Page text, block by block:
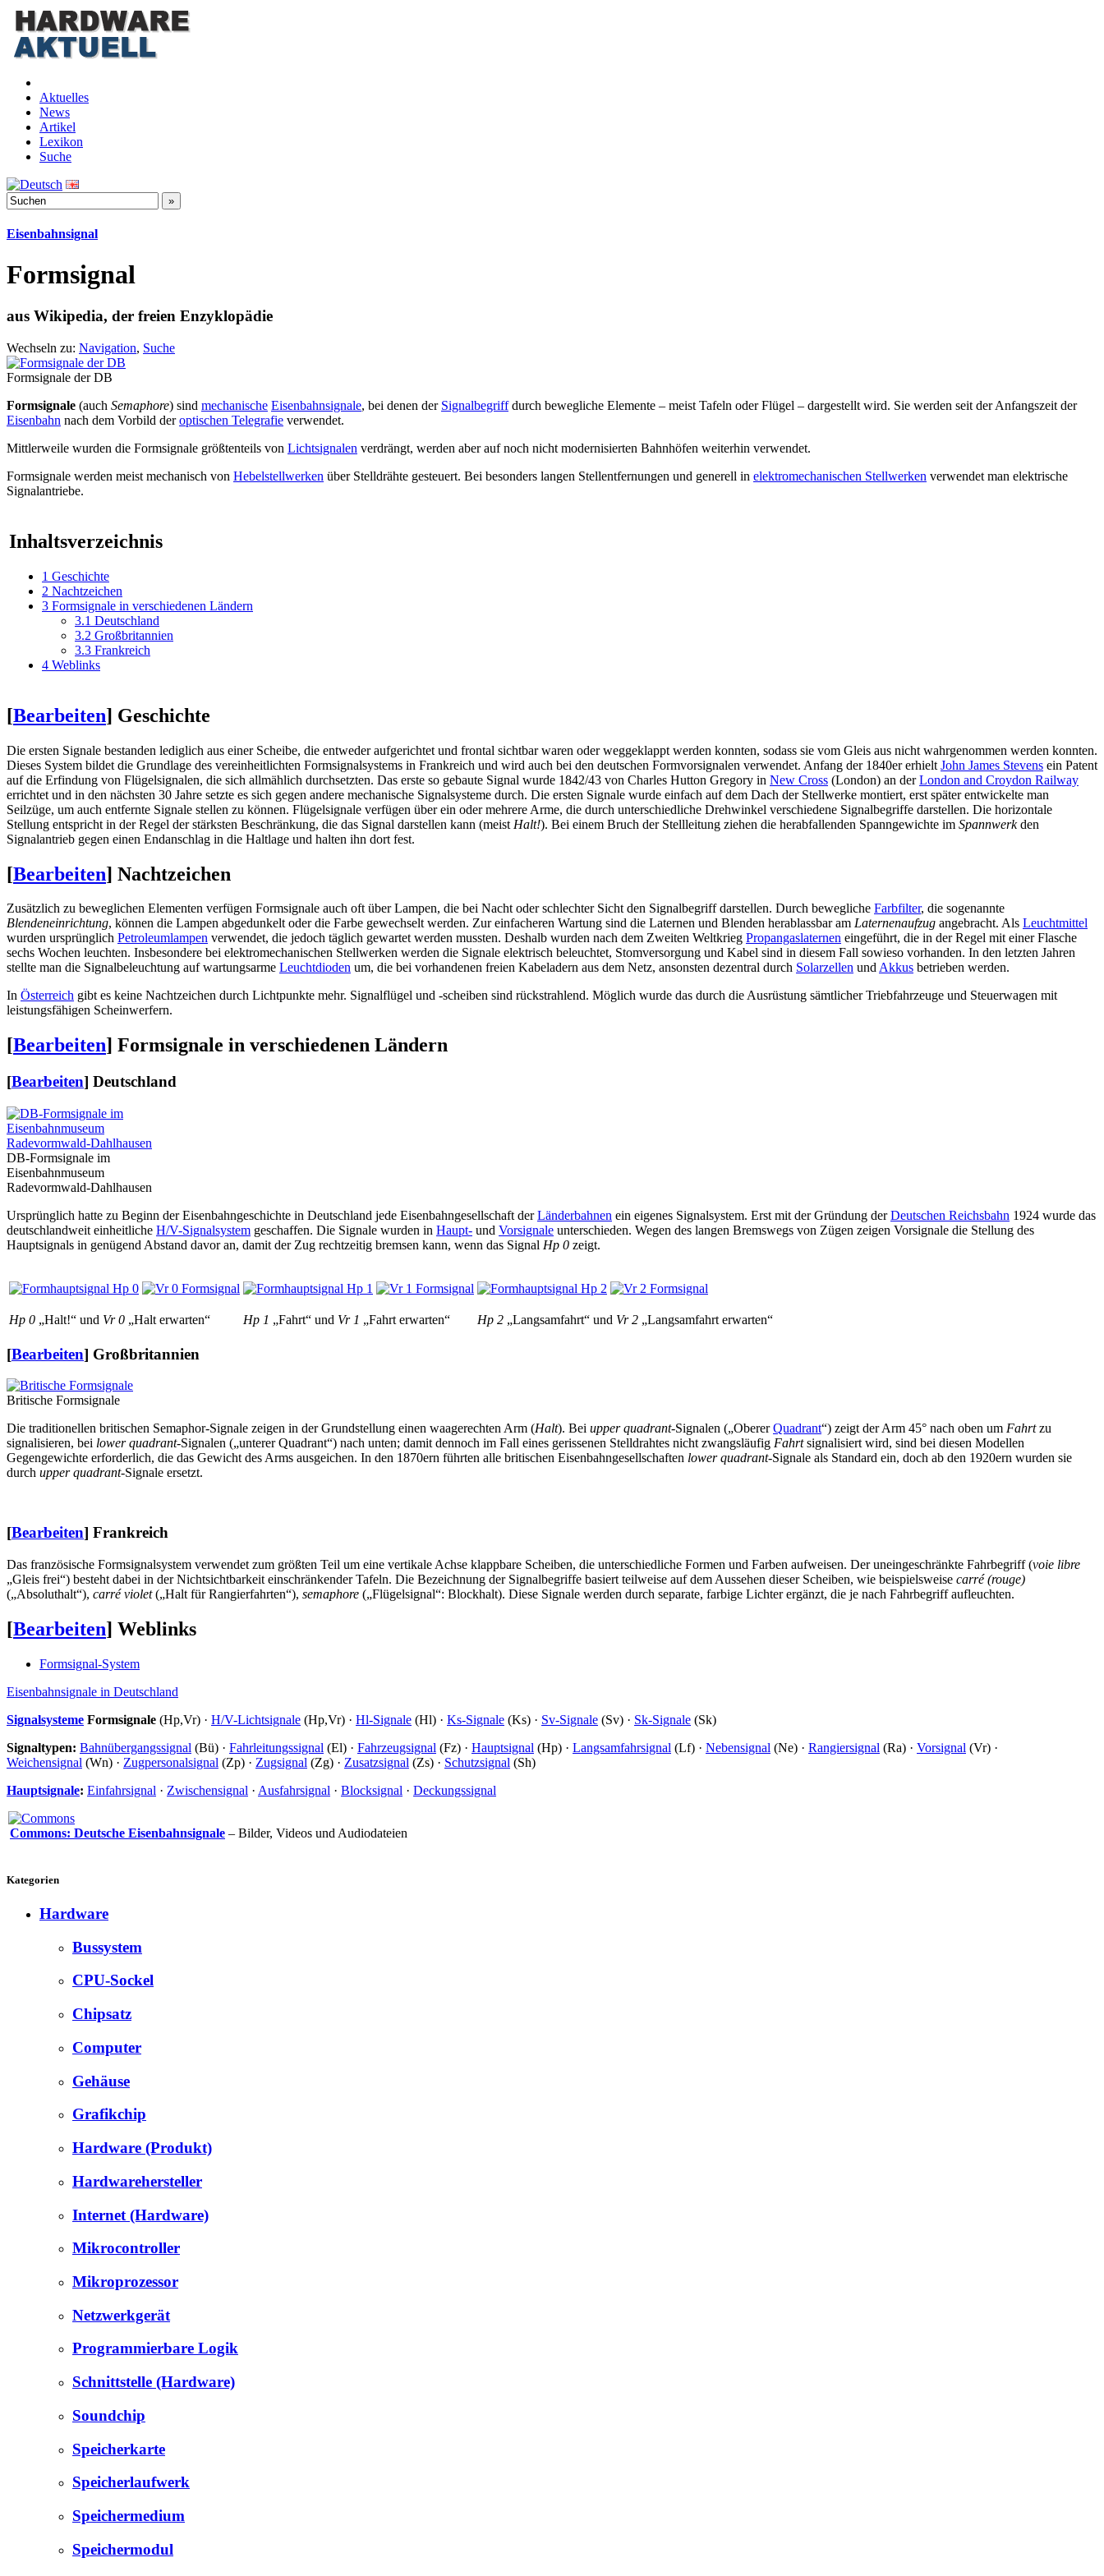
Aktuelles
News
Artikel
Lexikon
Suche
Eisenbahnsignal
Formsignal
aus Wikipedia, der freien Enzyklopädie
Wechseln zu: Navigation, Suche
Formsignale der DB
Formsignale (auch Semaphore) sind mechanische Eisenbahnsignale, bei denen der Signalbegriffdurch bewegliche Elemente – meist Tafeln oder Flügel – dargestellt wird. Sie werden seit der Anfangszeit der
Eisenbahn nach dem Vorbild deroptischen Telegrafie verwendet.
Mittlerweile wurden die Formsignale größtenteils von Lichtsignalen verdrängt, werden aber auf noch nicht modernisierten Bahnhöfen weiterhin verwendet.
Formsignale werden meist mechanisch von Hebelstellwerken über Stelldrähte gesteuert. Bei besonders langen Stellentfernungen und generell in elektromechanischen Stellwerken verwendet man elektrische
Signalantriebe.
Inhaltsverzeichnis
1 Geschichte
2 Nachtzeichen
3 Formsignale in verschiedenen Ländern
3.1 Deutschland
3.2 Großbritannien
3.3 Frankreich
4 Weblinks
[Bearbeiten] Geschichte
Die ersten Signale bestanden lediglich aus einer Scheibe, die entweder aufgerichtet und frontal sichtbar waren oder weggeklappt werden konnten, sodass sie vom Gleis aus nicht wahrgenommen werden konnten.
Dieses System bildet die Grundlage des vereinheitlichten Formsignalsystems in Frankreich und wird auch bei den deutschen Formvorsignalen verwendet. Anfang der 1840er erhielt John James Stevens ein Patent
auf die Erfindung von Flügelsignalen, die sich allmählich durchsetzten. Das erste so gebaute Signal wurde 1842/43 von Charles Hutton Gregory in New Cross (London) an derLondon and Croydon Railway
errichtet und in den nächsten 30 Jahre setzte es sich gegen andere mechanische Signalsysteme durch. Die ersten Signale wurde einfach auf dem Dach der Stellwerke montiert, erst später entwickelte man
Seilzüge, um auch entfernte Signale stellen zu können. Flügelsignale verfügen über ein oder mehrere Arme, die durch unterschiedliche Drehwinkel verschiedene Signalbegriffe darstellen. Die horizontale
Stellung entspricht in der Regel der stärksten Beschränkung, die das Signal darstellen kann (meist Halt!). Bei einem Bruch der Stellleitung ziehen die herabfallenden Spanngewichte im Spannwerkden
Signalantrieb gegen einen Endanschlag in die Haltlage und halten ihn dort fest.
[Bearbeiten] Nachtzeichen
Zusätzlich zu beweglichen Elementen verfügen Formsignale auch oft über Lampen, die bei Nacht oder schlechter Sicht den Signalbegriff darstellen. Durch bewegliche Farbfilter, die sogenannte
Blendeneinrichtung, können die Lampen abgedunkelt oder die Farbe gewechselt werden. Zur einfacheren Wartung sind die Laternen und Blenden herablassbar am Laternenaufzug angebracht. Als Leuchtmittel
wurden ursprünglich Petroleumlampen verwendet, die jedoch täglich gewartet werden mussten. Deshalb wurden nach dem Zweiten Weltkrieg Propangaslaternen eingeführt, die in der Regel mit einer Flasche
sechs Wochen leuchten. Insbesondere bei elektromechanischen Stellwerken werden die Signale elektrisch beleuchtet, Stomversorgung und Kabel sind in diesem Fall sowieso vorhanden. In den letzten Jahren
stellte man die Signalbeleuchtung auf wartungsarme Leuchtdioden um, die bei vorhandenen freien Kabeladern aus dem Netz, ansonsten dezentral durch Solarzellen undAkkus betrieben werden.
In Österreich gibt es keine Nachtzeichen durch Lichtpunkte mehr. Signalflügel und -scheiben sind rückstrahlend. Möglich wurde das durch die Ausrüstung sämtlicher Triebfahrzeuge und Steuerwagen mit
leistungsfähigen Scheinwerfern.
[Bearbeiten] Formsignale in verschiedenen Ländern
[Bearbeiten] Deutschland
DB-Formsignale im
Eisenbahnmuseum
Radevormwald-Dahlhausen
Ursprünglich hatte zu Beginn der Eisenbahngeschichte in Deutschland jede Eisenbahngesellschaft derLänderbahnen ein eigenes Signalsystem. Erst mit der Gründung derDeutschen Reichsbahn 1924 wurde das
deutschlandweit einheitliche H/V-Signalsystem geschaffen. Die Signale wurden in Haupt- und Vorsignale unterschieden. Wegen des langen Bremswegs von Zügen zeigen Vorsignale die Stellung des
Hauptsignals in genügend Abstand davor an, damit der Zug rechtzeitig bremsen kann, wenn das Signal Hp 0 zeigt.
Hp 0 „Halt!“ und Vr 0 „Halt erwarten“ Hp 1 „Fahrt“ und Vr 1 „Fahrt erwarten“ Hp 2 „Langsamfahrt“ und Vr 2 „Langsamfahrt erwarten“
[Bearbeiten] Großbritannien
Britische Formsignale
Die traditionellen britischen Semaphor-Signale zeigen in der Grundstellung einen waagerechten Arm (Halt). Bei upper quadrant-Signalen („ObererQuadrant“) zeigt der Arm 45° nach oben um Fahrtzu
signalisieren, bei lower quadrant-Signalen („unterer Quadrant“) nach unten; damit dennoch im Fall eines gerissenen Stelldrahtes nicht zwangsläufig Fahrtsignalisiert wird, sind bei diesen Modellen
Gegengewichte erforderlich, die das Gewicht des Arms ausgeichen. In den 1870ern führten alle britischen Eisenbahngesellschaften lower quadrant-Signale als Standard ein, doch ab den 1920ern wurden sie
durch upper quadrant-Signale ersetzt.
[Bearbeiten] Frankreich
Das französische Formsignalsystem verwendet zum größten Teil um eine vertikale Achse klappbare Scheiben, die unterschiedliche Formen und Farben aufweisen. Der uneingeschränkte Fahrbegriff (voie libre
„Gleis frei“) besteht dabei in der Nichtsichtbarkeit einschränkender Tafeln. Die Bezeichnung der Signalbegriffe basiert teilweise auf dem Aussehen dieser Scheiben, wie beispielsweise carré (rouge)
(„Absoluthalt“), carré violet(„Halt für Rangierfahrten“), semaphore („Flügelsignal“: Blockhalt). Diese Signale werden durch separate, farbige Lichter ergänzt, die je nach Fahrbegriff aufleuchten.
[Bearbeiten] Weblinks
Formsignal-System
Eisenbahnsignale in Deutschland
Signalsysteme Formsignale (Hp,Vr) · H/V-Lichtsignale (Hp,Vr) · Hl-Signale (Hl) · Ks-Signale (Ks) · Sv-Signale (Sv) · Sk-Signale (Sk)
Signaltypen: Bahnübergangssignal (Bü) · Fahrleitungssignal (El) · Fahrzeugsignal (Fz) · Hauptsignal (Hp) · Langsamfahrsignal (Lf) · Nebensignal (Ne) · Rangiersignal (Ra) · Vorsignal (Vr) ·
Weichensignal (Wn) · Zugpersonalsignal (Zp) · Zugsignal (Zg) · Zusatzsignal (Zs) · Schutzsignal (Sh)
Hauptsignale: Einfahrsignal · Zwischensignal · Ausfahrsignal · Blocksignal · Deckungssignal
Commons: Deutsche Eisenbahnsignale – Bilder, Videos und Audiodateien
Kategorien
Hardware
Bussystem
CPU-Sockel
Chipsatz
Computer
Gehäuse
Grafikchip
Hardware (Produkt)
Hardwarehersteller
Internet (Hardware)
Mikrocontroller
Mikroprozessor
Netzwerkgerät
Programmierbare Logik
Schnittstelle (Hardware)
Soundchip
Speicherkarte
Speicherlaufwerk
Speichermedium
Speichermodul